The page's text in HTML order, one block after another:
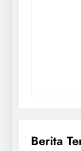
Berita